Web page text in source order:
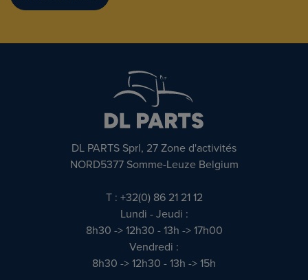
DL PARTS Sprl, 27 Zone d'activités
NORD5377 Somme-Leuze Belgium
T : +32(0) 86 21 21 12
Lundi - Jeudi :
8h30 -> 12h30 - 13h -> 17h00
Vendredi :
8h30 -> 12h30 - 13h -> 15h